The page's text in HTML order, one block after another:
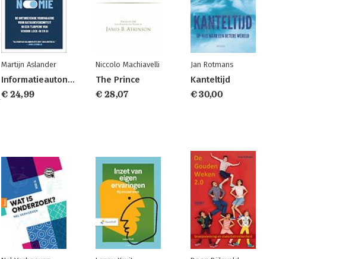
Martijn Aslander
Informatieautonomie
€ 24,99
Niccolo Machiavelli
The Prince
€ 28,07
Jan Rotmans
Kanteltijd
€ 30,00